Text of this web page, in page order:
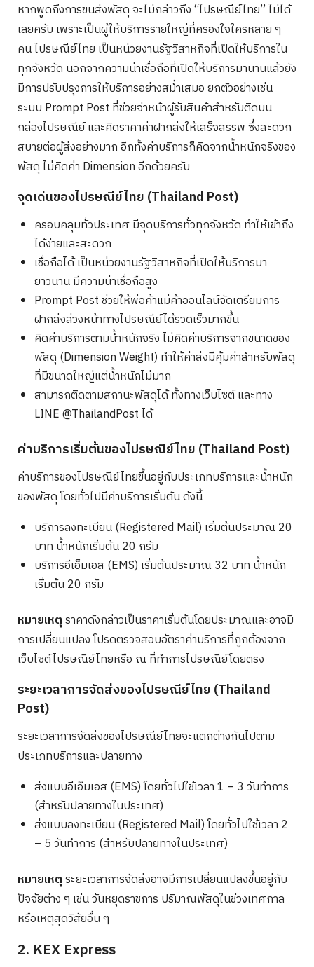
หากพูดถึงการขนส่งพัสดุ จะไม่กล่าวถึง “ไปรษณีย์ไทย” ไม่ได้
เลยครับ เพราะเป็นผู้ให้บริการรายใหญ่ที่ครองใจใครหลาย ๆ
คน ไปรษณีย์ไทย เป็นหน่วยงานรัฐวิสาหกิจที่เปิดให้บริการใน
ทุกจังหวัด นอกจากความน่าเชื่อถือที่เปิดให้บริการมานานแล้วยัง
มีการปรับปรุงการให้บริการอย่างสม่ำเสมอ ยกตัวอย่างเช่น
ระบบ Prompt Post ที่ช่วยจ่าหน้าผู้รับสินค้าสำหรับติดบน
กล่องไปรษณีย์ และคิดราคาค่าฝากส่งให้เสร็จสรรพ ซึ่งสะดวก
สบายต่อผู้ส่งอย่างมาก อีกทั้งค่าบริการก็คิดจากน้ำหนักจริงของ
พัสดุ ไม่คิดค่า Dimension อีกด้วยครับ
จุดเด่นของไปรษณีย์ไทย (Thailand Post)
ครอบคลุมทั่วประเทศ มีจุดบริการทั่วทุกจังหวัด ทำให้เข้าถึง
ได้ง่ายและสะดวก
เชื่อถือได้ เป็นหน่วยงานรัฐวิสาหกิจที่เปิดให้บริการมา
ยาวนาน มีความน่าเชื่อถือสูง
Prompt Post ช่วยให้พ่อค้าแม่ค้าออนไลน์จัดเตรียมการ
ฝากส่งล่วงหน้าทางไปรษณีย์ได้รวดเร็วมากขึ้น
คิดค่าบริการตามน้ำหนักจริง ไม่คิดค่าบริการจากขนาดของ
พัสดุ (Dimension Weight) ทำให้ค่าส่งมีคุ้มค่าสำหรับพัสดุ
ที่มีขนาดใหญ่แต่น้ำหนักไม่มาก
สามารถติดตามสถานะพัสดุได้ ทั้งทางเว็บไซต์ และทาง
LINE @ThailandPost ได้
ค่าบริการเริ่มต้นของไปรษณีย์ไทย (Thailand Post)
ค่าบริการของไปรษณีย์ไทยขึ้นอยู่กับประเภทบริการและน้ำหนัก
ของพัสดุ โดยทั่วไปมีค่าบริการเริ่มต้น ดังนี้
บริการลงทะเบียน (Registered Mail) เริ่มต้นประมาณ 20
บาท น้ำหนักเริ่มต้น 20 กรัม
บริการอีเอ็มเอส (EMS) เริ่มต้นประมาณ 32 บาท น้ำหนัก
เริ่มต้น 20 กรัม
หมายเหตุราคาดังกล่าวเป็นราคาเริ่มต้นโดยประมาณและอาจมี
การเปลี่ยนแปลง โปรดตรวจสอบอัตราค่าบริการที่ถูกต้องจาก
เว็บไซต์ไปรษณีย์ไทยหรือ ณ ที่ทำการไปรษณีย์โดยตรง
ระยะเวลาการจัดส่งของไปรษณีย์ไทย (Thailand
Post)
ระยะเวลาการจัดส่งของไปรษณีย์ไทยจะแตกต่างกันไปตาม
ประเภทบริการและปลายทาง
ส่งแบบอีเอ็มเอส (EMS) โดยทั่วไปใช้เวลา 1 – 3 วันทำการ
(สำหรับปลายทางในประเทศ)
ส่งแบบลงทะเบียน (Registered Mail) โดยทั่วไปใช้เวลา 2
– 5 วันทำการ (สำหรับปลายทางในประเทศ)
หมายเหตุระยะเวลาการจัดส่งอาจมีการเปลี่ยนแปลงขึ้นอยู่กับ
ปัจจัยต่าง ๆ เช่น วันหยุดราชการ ปริมาณพัสดุในช่วงเทศกาล
หรือเหตุสุดวิสัยอื่น ๆ
2. KEX Express